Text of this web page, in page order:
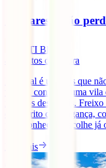
7 lugares a não
IATI Blog
minutos de leitura
Portugal é um país que
voste a conhecer uma
remotos deste país.
do distrito de Bragança,
para conhecer. Escolhe já
Ler mais